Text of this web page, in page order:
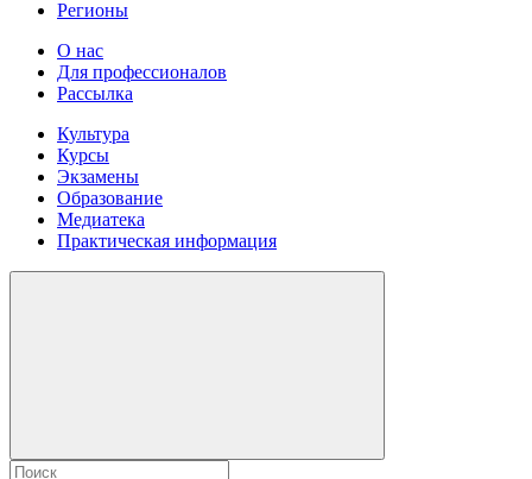
Регионы
О нас
Для профессионалов
Рассылка
Культура
Курсы
Экзамены
Образование
Медиатека
Практическая информация